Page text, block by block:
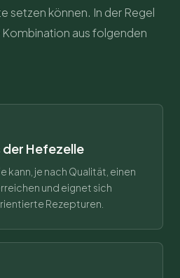
setzen können. In der Regel
aus folgenden
der Hefezelle
je nach Qualität, einen
und eignet sich
Rezepturen.